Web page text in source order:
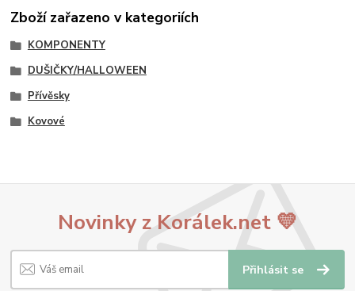
Zboží zařazeno v kategoriích
KOMPONENTY
DUŠIČKY/HALLOWEEN
Přívěsky
Kovové
Novinky z Korálek.net 💛
Přihlásit se